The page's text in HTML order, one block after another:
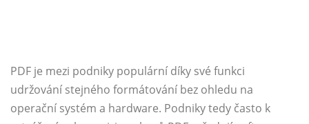
PDF je mezi podniky populární díky své funkci
udržování stejného formátování bez ohledu na
operační systém a hardware. Podniky tedy často k